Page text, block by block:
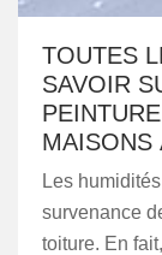
TOUTES
SAVOIR
MAISONS
Les
survenance
toiture. En